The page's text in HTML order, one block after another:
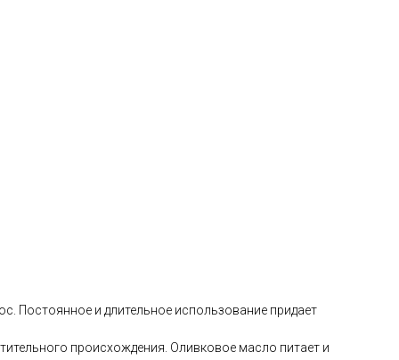
Постоянное и длительное использование придает
происхождения. Оливковое масло питает и